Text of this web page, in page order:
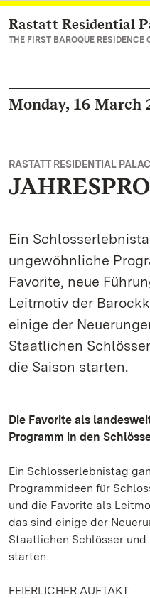
Navigate to main page
Rastatt Residential
THE FIRST BAROQUE RESIDENCE
Monday, 16 March
RASTATT RESIDENTIAL
Ein
ungewöhnliche
Favorite, neue
Leitmotiv der
einige der
Staatlichen
die Saison starten.
Die Favorite als
Programm in den
Ein Schlosserlebnistag
Programmideen für
und die Favorite als
das sind einige der
Staatlichen Schlösser
starten.
FEIERLICHER AUFTAKT